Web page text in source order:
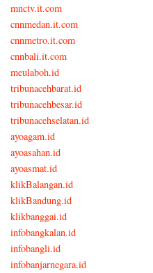
mnctv.it.com
cnnmedan.it.com
cnnmetro.it.com
cnnbali.it.com
meulaboh.id
tribunacehbarat.id
tribunacehbesar.id
tribunacehselatan.id
ayoagam.id
ayoasahan.id
ayoasmat.id
klikBalangan.id
klikBandung.id
klikbanggai.id
infobangkalan.id
infobangli.id
infobanjarnegara.id